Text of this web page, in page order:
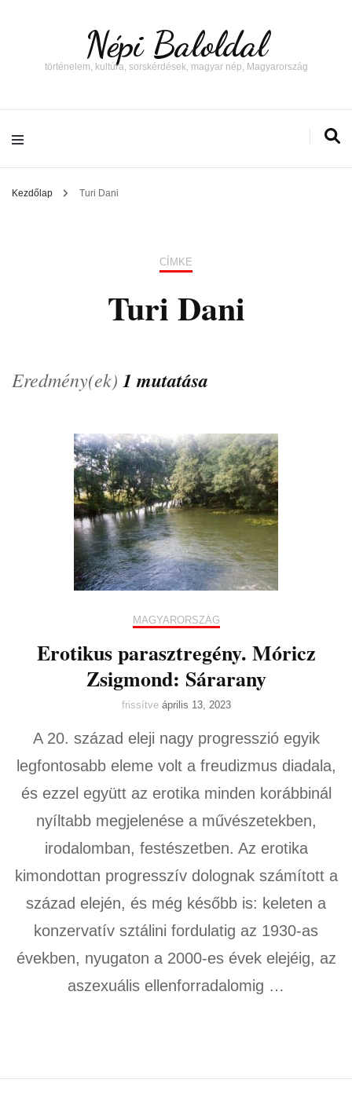
Népi Baloldal
történelem, kultúra, sorskérdések, magyar nép, Magyarország
Kezdőlap Turi Dani
CÍMKE
Turi Dani
Eredmény(ek) 1 mutatása
MAGYARORSZÁG
Erotikus parasztregény. Móricz
Zsigmond: Sárarany
frissítve április 13, 2023
A 20. század eleji nagy progresszió egyik
legfontosabb eleme volt a freudizmus diadala,
és ezzel együtt az erotika minden korábbinál
nyíltabb megjelenése a művészetekben,
irodalomban, festészetben. Az erotika
kimondottan progresszív dolognak számított a
század elején, és még később is: keleten a
konzervatív sztálini fordulatig az 1930-as
években, nyugaton a 2000-es évek elejéig, az
aszexuális ellenforradalomig …